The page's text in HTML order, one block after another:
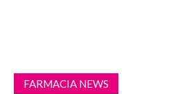
FARMACIA NEWS